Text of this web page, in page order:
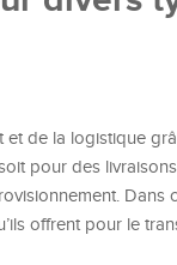
de la logistique
pour des
Dans
offrent pour le